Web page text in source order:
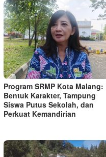
Program SRMP Kota Malang:
Bentuk Karakter, Tampung
Siswa Putus Sekolah, dan
Perkuat Kemandirian